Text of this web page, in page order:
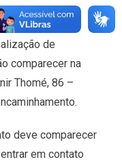
de
comparecer na
Thomé, 86 –
deve comparecer
em contato